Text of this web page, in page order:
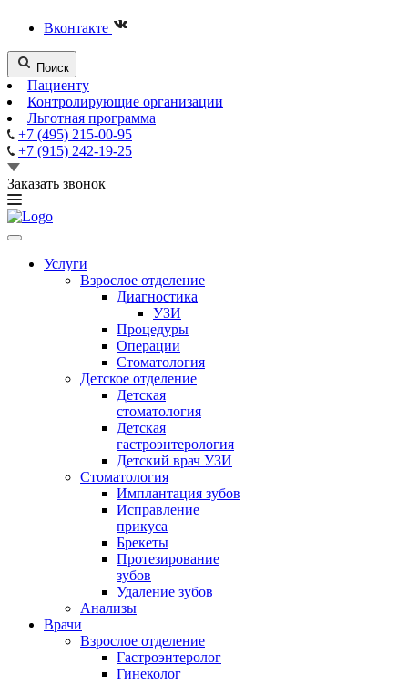
Вконтакте
Поиск
Пациенту
Контролирующие организации
Льготная программа
+7 (495) 215-00-95
+7 (915) 242-19-25
Заказать звонок
Услуги
Взрослое отделение
Диагностика
УЗИ
Процедуры
Операции
Стоматология
Детское отделение
Детская
стоматология
Детская
гастроэнтерология
Детский врач УЗИ
Стоматология
Имплантация зубов
Исправление
прикуса
Брекеты
Протезирование
зубов
Удаление зубов
Анализы
Врачи
Взрослое отделение
Гастроэнтеролог
Гинеколог